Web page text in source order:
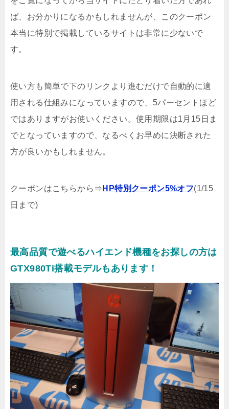
ば、お分かりになるかもしれませんが、このクーポン
本当に特別で掲載しているサイトは非常に少ないで
す。
使い方も簡単で下のリンクより進むだけで自動的に適
用される仕組みになっていますので、5パーセントほど
ではありますがお使いください。使用期限は1月15日ま
でとなっていますので、なるべくお早めに決断された
方が良いかもしれません。
クーポンはこちらから⇒ HP特別クーポン5%オフ(1/15
日まで)
最高品質で遊べるハイエンド機種をお探しの方は
GTX980Ti搭載モデルもあります！